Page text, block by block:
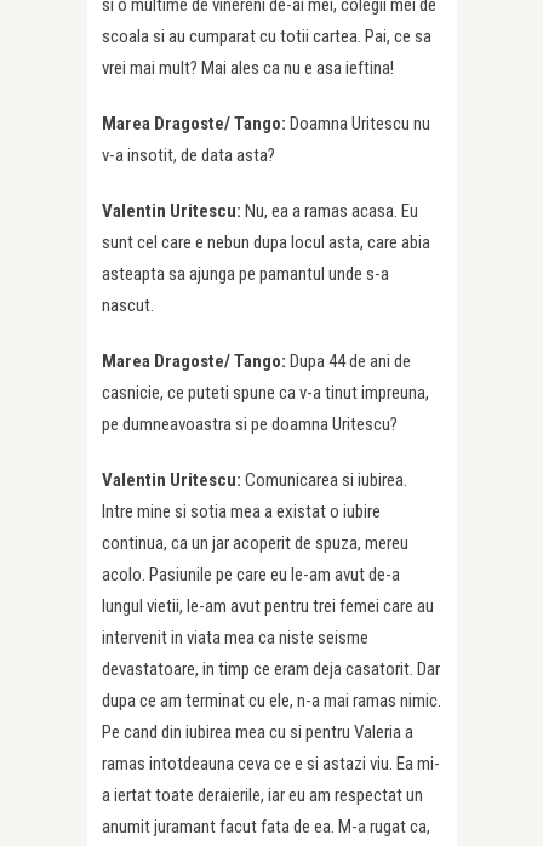
si o multime de vinereni de-ai mei, colegii mei de
scoala si au cumparat cu totii cartea. Pai, ce sa
vrei mai mult? Mai ales ca nu e asa ieftina!
Marea Dragoste/ Tango: Doamna Uritescu nu
v-a insotit, de data asta?
Valentin Uritescu: Nu, ea a ramas acasa. Eu
sunt cel care e nebun dupa locul asta, care abia
asteapta sa ajunga pe pamantul unde s-a
nascut.
Marea Dragoste/ Tango: Dupa 44 de ani de
casnicie, ce puteti spune ca v-a tinut impreuna,
pe dumneavoastra si pe doamna Uritescu?
Valentin Uritescu: Comunicarea si iubirea.
Intre mine si sotia mea a existat o iubire
continua, ca un jar acoperit de spuza, mereu
acolo. Pasiunile pe care eu le-am avut de-a
lungul vietii, le-am avut pentru trei femei care au
intervenit in viata mea ca niste seisme
devastatoare, in timp ce eram deja casatorit. Dar
dupa ce am terminat cu ele, n-a mai ramas nimic.
Pe cand din iubirea mea cu si pentru Valeria a
ramas intotdeauna ceva ce e si astazi viu. Ea mi-
a iertat toate deraierile, iar eu am respectat un
anumit juramant facut fata de ea. M-a rugat ca,